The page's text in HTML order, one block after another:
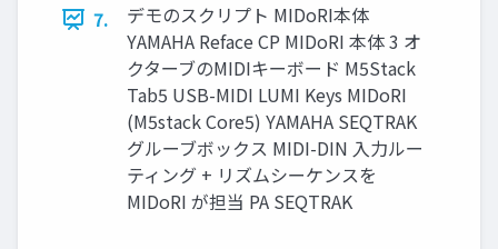
7.
デモのスクリプト MIDoRI本体
YAMAHA Reface CP MIDoRI 本体 3 オ
クターブのMIDIキーボード M5Stack
Tab5 USB-MIDI LUMI Keys MIDoRI
(M5stack Core5) YAMAHA SEQTRAK
グルーブボックス MIDI-DIN 入力ルー
ティング + リズムシーケンスを
MIDoRI が担当 PA SEQTRAK